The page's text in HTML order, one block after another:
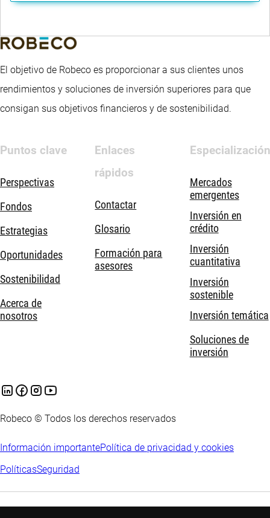
El objetivo de Robeco es proporcionar a sus clientes unos
rendimientos y soluciones de inversión superiores para que
consigan sus objetivos financieros y de sostenibilidad.
Puntos clave
Perspectivas
Fondos
Estrategias
Oportunidades
Sostenibilidad
Acerca de
nosotros
Enlaces
rápidos
Contactar
Glosario
Formación para
asesores
Especialización
Mercados
emergentes
Inversión en
crédito
Inversión
cuantitativa
Inversión
sostenible
Inversión temática
Soluciones de
inversión
Robeco © Todos los derechos reservados
Información importantePolítica de privacidad y cookies
PolíticasSeguridad